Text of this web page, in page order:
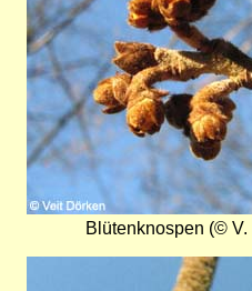
Blütenknospen (© V.